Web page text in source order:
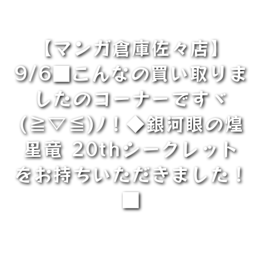
【マンガ倉庫佐々店】
9/6■こんなの買い取りま
したのコーナーですヾ
(≧▽≦)ﾉ！◆銀河眼の煌
星竜 20thシークレット
をお持ちいただきました！
■